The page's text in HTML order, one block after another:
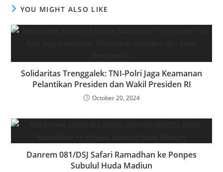
YOU MIGHT ALSO LIKE
Solidaritas Trenggalek: TNI-Polri Jaga Keamanan
Pelantikan Presiden dan Wakil Presiden RI
October 20, 2024
Danrem 081/DSJ Safari Ramadhan ke Ponpes
Subulul Huda Madiun